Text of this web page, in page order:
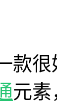
款很
元